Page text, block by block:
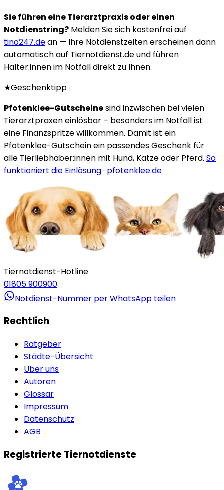
Sie führen eine Tierarztpraxis oder einen
Notdienstring? Melden Sie sich kostenfrei auf
tino247.dean — Ihre Notdienstzeiten erscheinen dann
automatisch auf Tiernotdienst.de und führen
Halter:innen im Notfall direkt zu Ihnen.
★Geschenktipp
Pfotenklee-Gutscheinesind inzwischen bei vielen
Tierarztpraxen einlösbar – besonders im Notfall ist
eine Finanzspritze willkommen. Damit ist ein
Pfotenklee-Gutschein ein passendes Geschenk für
alle Tierliebhaber:innen mit Hund, Katze oder Pferd. So
funktioniert die Einlösung· pfotenklee.de
Tiernotdienst-Hotline
01805 900900
Notdienst-Nummer per WhatsApp teilen
Rechtlich
Ratgeber
Städte-Übersicht
Über uns
Autoren
Glossar
Impressum
Datenschutz
AGB
Registrierte Tiernotdienste